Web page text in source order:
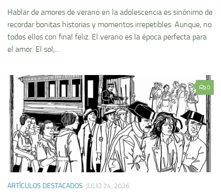
Hablar de amores de verano en la adolescencia es sinónimo de
recordar bonitas historias y momentos irrepetibles. Aunque, no
todos ellos con final feliz. El verano es la época perfecta para
el amor. El sol,...
0
ARTÍCULOS DESTACADOS JULIO 24, 2026